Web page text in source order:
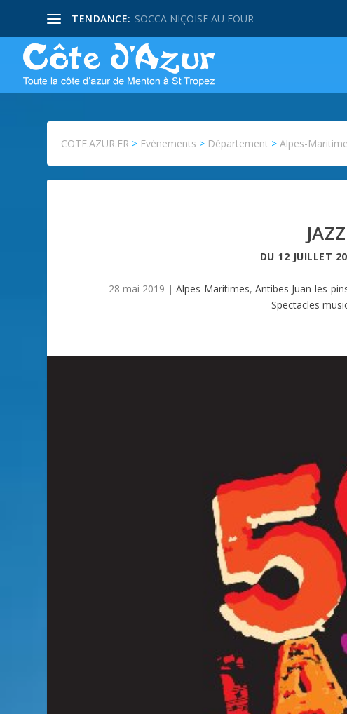
TENDANCE: SOCCA NIÇOISE AU FOUR
COTE.AZUR.FR > Evénements > Département >Alpes-
DU 12 JUILLET
28 mai 2019 | Alpes-Maritimes, Antibes Juan-les-
Spectacles